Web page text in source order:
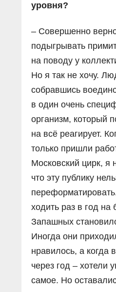
уровня?
– Совершенно
подыгрывать
на поводу у
Но я так не хочу.
собравшись
в один очень
организм, который
на всё реагирует.
только пришли
Московский цирк, я
что эту публику
ходить раз в год на
Запашных
Иногда они
нравилось, а когда
через год – хотели
самое. Но